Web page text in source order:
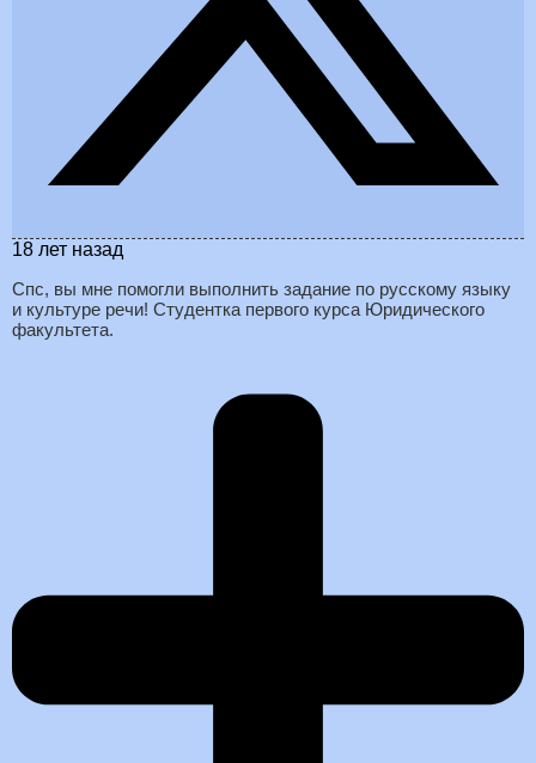
18 лет назад
Спс, вы мне помогли выполнить задание по русскому языку
и культуре речи! Студентка первого курса Юридического
факультета.